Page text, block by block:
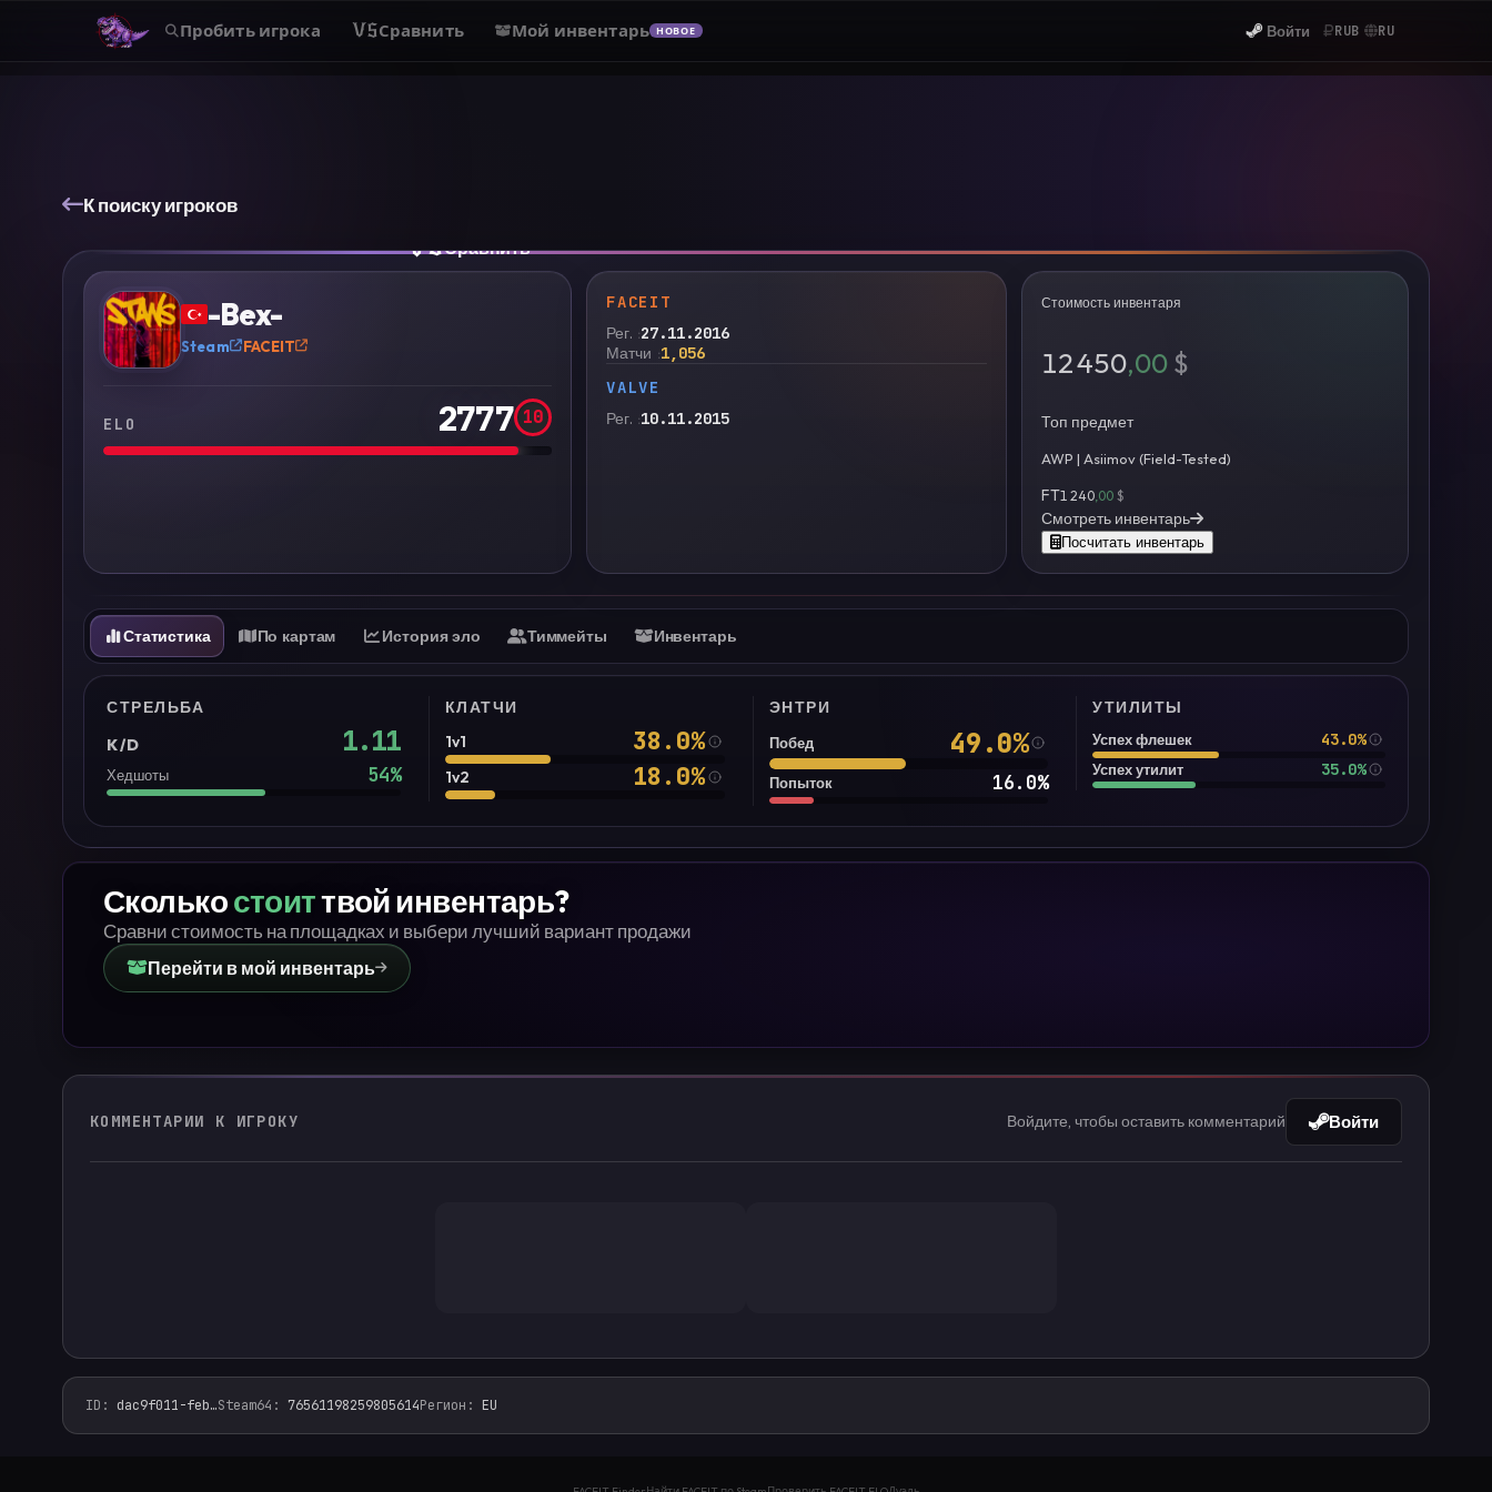
Пробить игрока VSСравнить Мой инвентарь НОВОЕ Войти RUB RU
К поиску игроков
VSСравнить
? -Bex-
Steam FACEIT
ELO 2777 10
FACEIT
Рег. 27.11.2016
Матчи 1,056
VALVE
Рег. 10.11.2015
Стоимость инвентаря
12 450,00$
Топ предмет
AWP | Asiimov (Field-Tested)
FT1 240 ,00 $
Смотреть инвентарь
Посчитать инвентарь
Статистика По картам История эло Тиммейты Инвентарь
СТРЕЛЬБА
K/D
1.11
Хедшоты 54%
КЛАТЧИ
1v1
38.0%
1v2 18.0%
ЭНТРИ
Побед 49.0%
Попыток 16.0%
УТИЛИТЫ
Успех флешек 43.0%
Успех утилит 35.0%
Сколькостоиттвой инвентарь?
Сравни стоимость на площадках и выбери лучший вариант продажи
Перейти в мой инвентарь
КОММЕНТАРИИ К ИГРОКУ Войдите, чтобы оставить комментарий Войти
ID : dac9f011-feb…Steam64 : 76561198259805614Регион : EU